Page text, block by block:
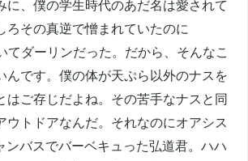
に、僕の学生時代のあだ名は愛されて
ろその真逆で憎まれていたのに
てダーリンだった。だから、そんなこ
んです。僕の体が天ぷら以外のナスを
はご存じだよね。その苦手なナスと同
ウトドアなんだ。それなのにオアシス
ンバスでバーベキュった弘道君。ハハ